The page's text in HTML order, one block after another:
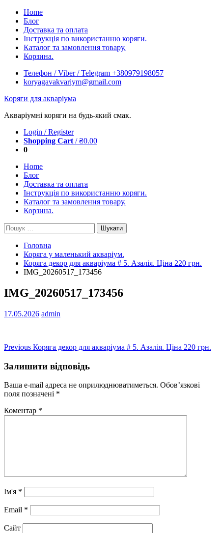
Skip
content
Home
Блог
Доставка та оплата
Інструкція по використанню коряги.
Каталог та замовлення товару.
Корзина.
Телефон / Viber / Telegram +380979198057
koryagavakvariym@gmail.com
Коряги для акваріума
Акваріумні коряги на будь-який смак.
Login / Register
Shopping Cart /₴0.00
0
Home
Блог
Доставка та оплата
Інструкція по використанню коряги.
Каталог та замовлення товару.
Корзина.
Пошук:
Головна
Коряга у маленький акваріум.
Коряга декор для акваріума # 5. Азалія. Ціна 220 грн.
IMG_20260517_173456
IMG_20260517_173456
17.05.2026 admin
Навігація
записів
Previous Previous
Коряга декор для акваріума # 5. Азалія. Ціна 220 грн.
Залишити відповідь
Ваша e-mail адреса не оприлюднюватиметься. Обов’язкові
поля позначені *
Коментар *
Ім'я *
Email *
Сайт